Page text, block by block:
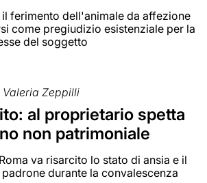
il ferimento dell'animale da affezione
come pregiudizio esistenziale per la
del soggetto
Valeria Zeppilli
al proprietario spetta
non patrimoniale
va risarcito lo stato di ansia e il
durante la convalescenza